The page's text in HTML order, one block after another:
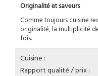
Originalité et saveurs
Comme toujours cuisine
originalité, la multiplicité
fois.
Cuisine :
Rapport qualité / prix :